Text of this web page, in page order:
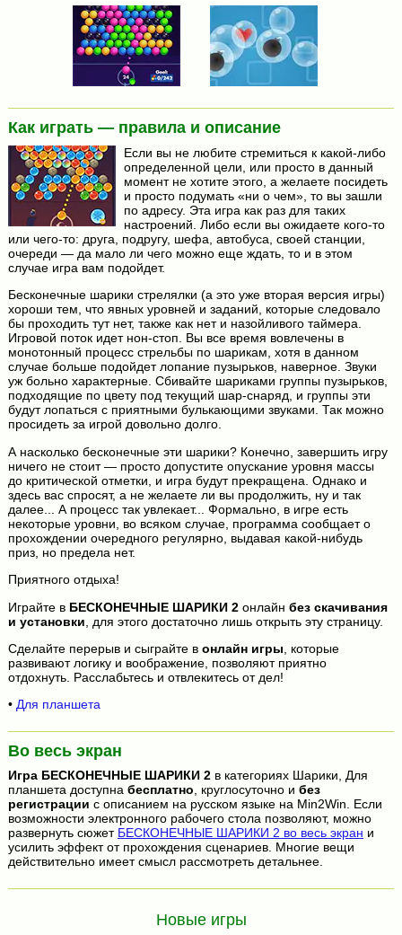
Как играть — правила и описание
Если вы не любите стремиться к какой-либо
определенной цели, или просто в данный
момент не хотите этого, а желаете посидеть
и просто подумать «ни о чем», то вы зашли
по адресу. Эта игра как раз для таких
настроений. Либо если вы ожидаете кого-то
или чего-то: друга, подругу, шефа, автобуса, своей станции,
очереди — да мало ли чего можно еще ждать, то и в этом
случае игра вам подойдет.
Бесконечные шарики стрелялки (а это уже вторая версия игры)
хороши тем, что явных уровней и заданий, которые следовало
бы проходить тут нет, также как нет и назойливого таймера.
Игровой поток идет нон-стоп. Вы все время вовлечены в
монотонный процесс стрельбы по шарикам, хотя в данном
случае больше подойдет лопание пузырьков, наверное. Звуки
уж больно характерные. Сбивайте шариками группы пузырьков,
подходящие по цвету под текущий шар-снаряд, и группы эти
будут лопаться с приятными булькающими звуками. Так можно
просидеть за игрой довольно долго.
А насколько бесконечные эти шарики? Конечно, завершить игру
ничего не стоит — просто допустите опускание уровня массы
до критической отметки, и игра будут прекращена. Однако и
здесь вас спросят, а не желаете ли вы продолжить, ну и так
далее... А процесс так увлекает... Формально, в игре есть
некоторые уровни, во всяком случае, программа сообщает о
прохождении очередного регулярно, выдавая какой-нибудь
приз, но предела нет.
Приятного отдыха!
Играйте в БЕСКОНЕЧНЫЕ ШАРИКИ 2онлайн без скачивания
и установки , для этого достаточно лишь открыть эту страницу.
Сделайте перерыв и сыграйте в онлайн игры , которые
развивают логику и воображение, позволяют приятно
отдохнуть. Расслабьтесь и отвлекитесь от дел!
• Для планшета
Во весь экран
Игра БЕСКОНЕЧНЫЕ ШАРИКИ 2в категориях Шарики, Для
планшета доступна бесплатно, круглосуточно и без
регистрации с описанием на русском языке на Min2Win. Если
возможности электронного рабочего стола позволяют, можно
развернуть сюжет БЕСКОНЕЧНЫЕ ШАРИКИ 2 во весь экран и
усилить эффект от прохождения сценариев. Многие вещи
действительно имеет смысл рассмотреть детальнее.
Новые игры